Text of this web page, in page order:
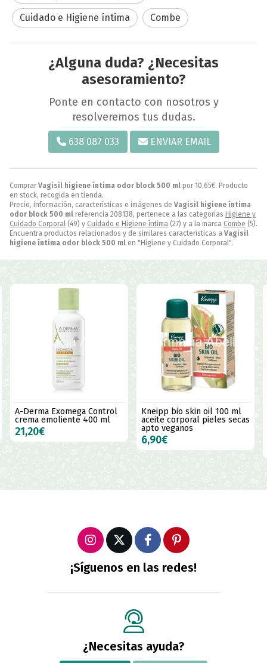
Comprar Vagisil higiene íntima odor block 500 ml por 10,65€. Producto
en stock, recogida en tienda.
Precio, información, características e imágenes de Vagisil higiene íntima
odor block 500 ml referencia 208138, pertenece a las categorías Higiene y
Cuidado Corporal (49) y Cuidado e Higiene íntima (27) y a la marca Combe (5).
Encuentra productos relacionados y de similares características a Vagisil
higiene íntima odor block 500 ml en "Higiene y Cuidado Corporal".
Cuidado e Higiene íntima Combe
¿Alguna duda? ¿Necesitas
asesoramiento?
Ponte en contacto con nosotros y
resolveremos tus dudas.
638 087 033 ENVIAR EMAIL
A-Derma Exomega Control
crema emoliente 400 ml
21,20€
Kneipp bio skin oil 100 ml
aceite corporal pieles secas
apto veganos
6,90€
¡Síguenos en las redes!
¿Necesitas ayuda?